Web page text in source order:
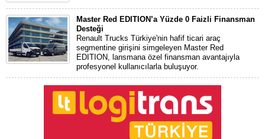
Master Red EDITION’a Yüzde 0 Faizli Finansman
Desteği
Renault Trucks Türkiye'nin hafif ticari araç
segmentine girişini simgeleyen Master Red
EDITION, lansmana özel finansman avantajıyla
profesyonel kullanıcılarla buluşuyor.